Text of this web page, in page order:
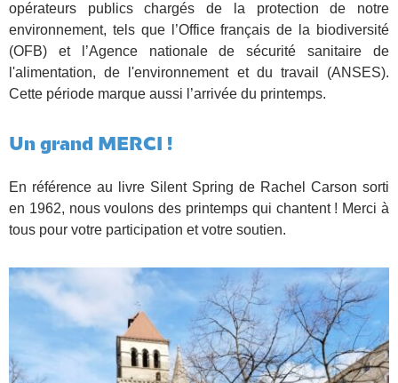
opérateurs publics chargés de la protection de notre
environnement, tels que l’Office français de la biodiversité
(OFB) et l’Agence nationale de sécurité sanitaire de
l'alimentation, de l'environnement et du travail (ANSES).
Cette période marque aussi l’arrivée du printemps.
Un grand MERCI !
En référence au livre Silent Spring de Rachel Carson sorti
en 1962, nous voulons des printemps qui chantent ! Merci à
tous pour votre participation et votre soutien.